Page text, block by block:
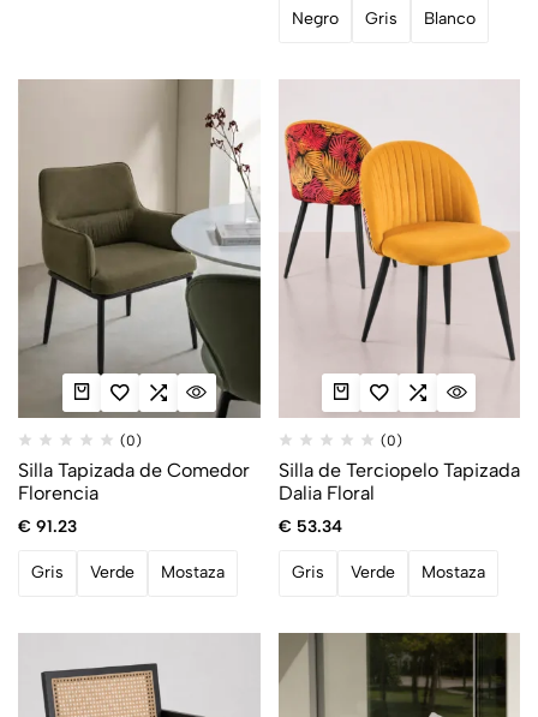
Negro Gris Blanco
(0)
Silla Tapizada de Comedor
Florencia
€ 91.23
Gris Verde Mostaza
(0)
Silla de Terciopelo Tapizada
Dalia Floral
€ 53.34
Gris Verde Mostaza